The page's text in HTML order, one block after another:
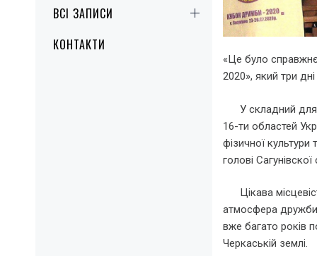
ВСІ ЗАПИСИ
КОНТАКТИ
«Це було
2020», який три
У складний для
16-ти областей
фізичної
голові
Цікава
атмосфера дружби,
вже багато років
Черкаській землі.